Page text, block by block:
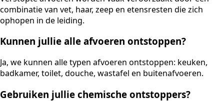
combinatie van vet, haar, zeep en etensresten die zich
ophopen in de leiding.
Kunnen jullie alle afvoeren ontstoppen?
Ja, we kunnen alle typen afvoeren ontstoppen: keuken,
badkamer, toilet, douche, wastafel en buitenafvoeren.
Gebruiken jullie chemische ontstoppers?